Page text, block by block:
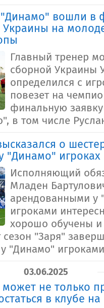
"Динамо" вошли в
Украины на
Главный тренер
сборной Украины
определился с
повезет на
финальную
в том числе
о
"Динамо" игроках
Исполняющий
Младен
арендованными у
игроками
хорошо обучены
сезон "Заря"
"Динамо"
03.06.2025
не только
в клубе на